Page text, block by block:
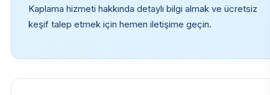
Kaplama hizmeti hakkında detaylı bilgi almak ve ücretsiz
keşif talep etmek için hemen iletişime geçin.